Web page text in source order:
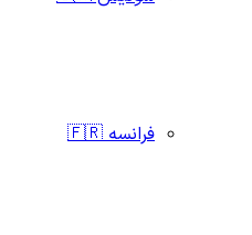
فرانسه 🇫🇷